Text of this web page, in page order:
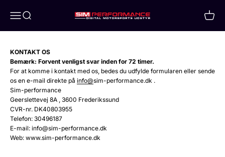
Åbn navigationsmenu
Åbn søgefunktion Sim-performance Åbn
KONTAKT OS
Bemærk: Forvent venligst svar inden for 72 timer.
For at komme i kontakt med os, bedes du udfylde formularen eller sende
os en e-mail direkte på info@sim-performance.dk .
Sim-performance
Geerslettevej 8A , 3600 Frederikssund
CVR-nr. DK40803955
Telefon: 30496187
E-mail: info@sim-performance.dk
Web: www.sim-performance.dk